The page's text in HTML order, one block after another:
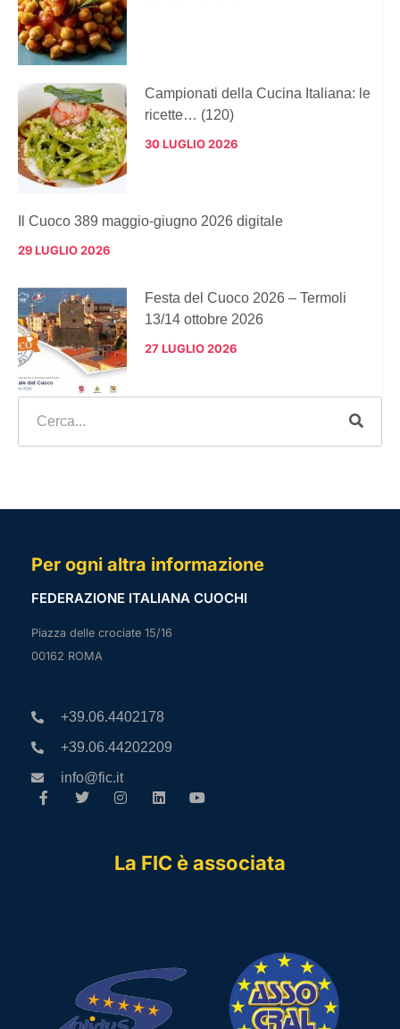
Campionati della Cucina Italiana: le
ricette… (120)
30 LUGLIO 2026
Il Cuoco 389 maggio-giugno 2026 digitale
29 LUGLIO 2026
Festa del Cuoco 2026 – Termoli
13/14 ottobre 2026
27 LUGLIO 2026
Per ogni altra informazione
FEDERAZIONE ITALIANA CUOCHI
Piazza delle crociate 15/16
00162 ROMA
+39.06.4402178
+39.06.44202209
info@fic.it
La FIC è associata